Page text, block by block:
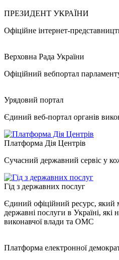
ПРЕЗИДЕНТ УКРАЇНИ
Офіційне інтернет-
Верховна Рада України
Офіційний вебпортал
Урядовий портал
Єдиний веб-портал органів
Платформа Дія Центрів
Сучасний державний сервіс у
Гід з державних послуг
Єдиний офіційний ресурс, який
державні послуги в Україні, які
виконавчої влади та ОМС
Платформа електронної